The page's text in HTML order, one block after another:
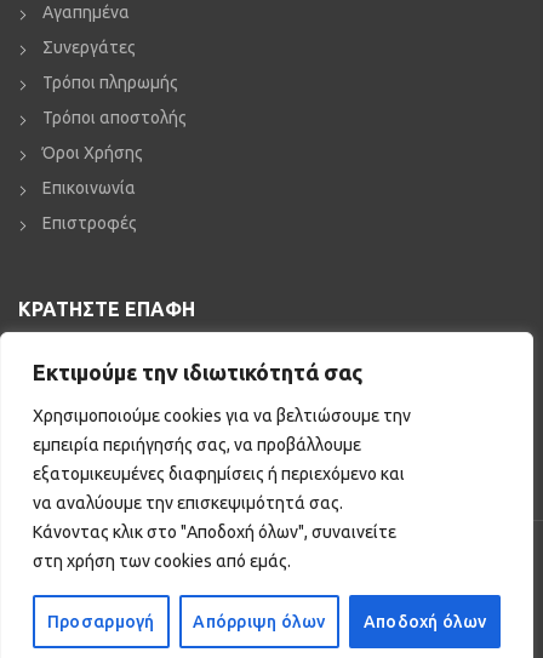
Εκτιμούμε την ιδιωτικότητά σας
Χρησιμοποιούμε cookies για να βελτιώσουμε την
εμπειρία περιήγησής σας, να προβάλλουμε
εξατομικευμένες διαφημίσεις ή περιεχόμενο και
να αναλύουμε την επισκεψιμότητά σας.
Κάνοντας κλικ στο "Αποδοχή όλων", συναινείτε
στη χρήση των cookies από εμάς.
Προσαρμογή Απόρριψη όλων Αποδοχή όλων
Αγαπημένα
Συνεργάτες
Τρόποι πληρωμής
Τρόποι αποστολής
Όροι Χρήσης
Επικοινωνία
Επιστροφές
ΚΡΑΤΗΣΤΕ ΕΠΑΦΗ
iPhone
Android
Blackberry
Windows Phone
© 2021 Bestiles. Με την επιφύλαξη κάθε νόμιμου δικαιώματος. |
eshop BLB.gr